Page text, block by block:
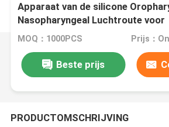
Apparaat van de silicone
Nasopharyngeal Luchtroute voor
Noodsituatiereanimatie
MOQ：1000PCS Prijs：
Beste prijs
PRODUCTOMSCHRIJVING